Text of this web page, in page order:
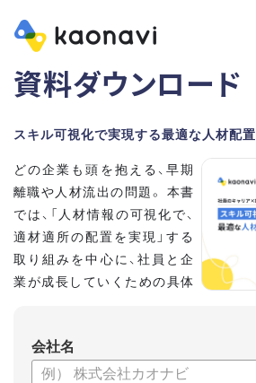
資料ダウンロード
スキル可視化で実現する最適な人材配置
どの企業も頭を抱える、早期
離職や人材流出の問題。 本書
では、「人材情報の可視化で、
適材適所の配置を実現」する
取り組みを中心に、社員と企
業が成長していくための具体
【資料の内容】
会社名